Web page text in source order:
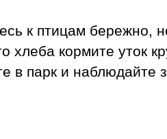
к птицам бережно,
хлеба кормите уток
в парк и наблюдайте